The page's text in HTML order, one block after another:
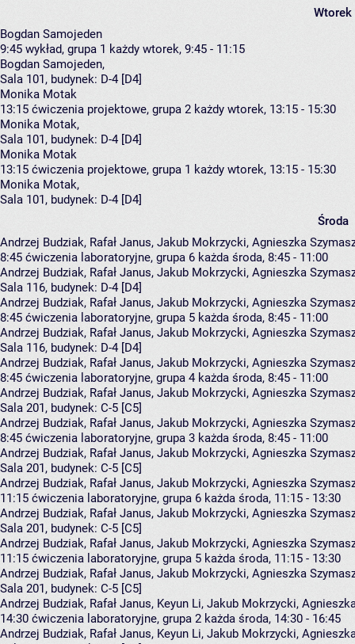
Wtorek
Bogdan Samojeden
9:45 wykład, grupa 1 każdy wtorek, 9:45 - 11:15
Bogdan Samojeden,
Sala 101, budynek: D-4 [D4]
Monika Motak
13:15 ćwiczenia projektowe, grupa 2 każdy wtorek, 13:15 - 15:30
Monika Motak,
Sala 101, budynek: D-4 [D4]
Monika Motak
13:15 ćwiczenia projektowe, grupa 1 każdy wtorek, 13:15 - 15:30
Monika Motak,
Sala 101, budynek: D-4 [D4]
Środa
Andrzej Budziak, Rafał Janus, Jakub Mokrzycki, Agnieszka
8:45 ćwiczenia laboratoryjne, grupa 6 każda środa, 8:45 - 11:00
Andrzej Budziak, Rafał Janus, Jakub Mokrzycki, Agnieszka
Sala 116, budynek: D-4 [D4]
Andrzej Budziak, Rafał Janus, Jakub Mokrzycki, Agnieszka
8:45 ćwiczenia laboratoryjne, grupa 5 każda środa, 8:45 - 11:00
Andrzej Budziak, Rafał Janus, Jakub Mokrzycki, Agnieszka
Sala 116, budynek: D-4 [D4]
Andrzej Budziak, Rafał Janus, Jakub Mokrzycki, Agnieszka
8:45 ćwiczenia laboratoryjne, grupa 4 każda środa, 8:45 - 11:00
Andrzej Budziak, Rafał Janus, Jakub Mokrzycki, Agnieszka
Sala 201, budynek: C-5 [C5]
Andrzej Budziak, Rafał Janus, Jakub Mokrzycki, Agnieszka
8:45 ćwiczenia laboratoryjne, grupa 3 każda środa, 8:45 - 11:00
Andrzej Budziak, Rafał Janus, Jakub Mokrzycki, Agnieszka
Sala 201, budynek: C-5 [C5]
Andrzej Budziak, Rafał Janus, Jakub Mokrzycki, Agnieszka
11:15 ćwiczenia laboratoryjne, grupa 6 każda środa, 11:15 - 13:30
Andrzej Budziak, Rafał Janus, Jakub Mokrzycki, Agnieszka
Sala 201, budynek: C-5 [C5]
Andrzej Budziak, Rafał Janus, Jakub Mokrzycki, Agnieszka
11:15 ćwiczenia laboratoryjne, grupa 5 każda środa, 11:15 - 13:30
Andrzej Budziak, Rafał Janus, Jakub Mokrzycki, Agnieszka
Sala 201, budynek: C-5 [C5]
Andrzej Budziak, Rafał Janus, Keyun Li, Jakub Mokrzycki,
14:30 ćwiczenia laboratoryjne, grupa 2 każda środa, 14:30 - 16:45
Andrzej Budziak, Rafał Janus, Keyun Li, Jakub Mokrzycki,